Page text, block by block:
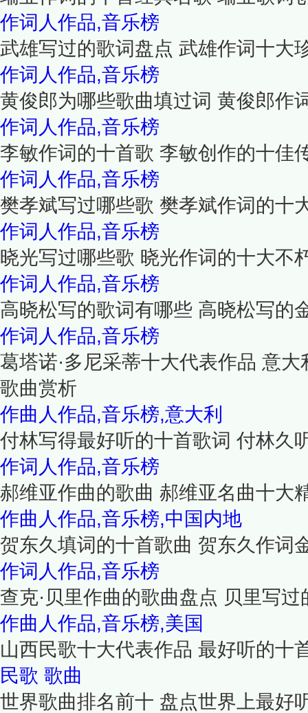
作词人作品,音乐榜
武雄写过的歌词盘点 武雄作词十大
作词人作品,音乐榜
黄俊郎为哪些歌曲填过词 黄俊郎作
作词人作品,音乐榜
李敏作词的十首歌 李敏创作的十佳
作词人作品,音乐榜
樊孝斌写过哪些歌 樊孝斌作词的十
作词人作品,音乐榜
晓光写过哪些歌 晓光作词的十大不
作词人作品,音乐榜
高晓松写的歌词有哪些 高晓松写的
作词人作品,音乐榜
葛塔诺·多尼采蒂十大代表作品 意
歌曲赏析
作曲人作品,音乐榜,意大利
付林写得最好听的十首歌词 付林久
作词人作品,音乐榜
郝维亚作曲的歌曲 郝维亚名曲十大
作曲人作品,音乐榜,中国内地
贺东久填词的十首歌曲 贺东久作词
作词人作品,音乐榜
查克·贝里作曲的歌曲盘点 贝里写
作曲人作品,音乐榜,美国
山西民歌十大代表作品 最好听的十
民歌 歌曲
世界歌曲排名前十 盘点世界上最好